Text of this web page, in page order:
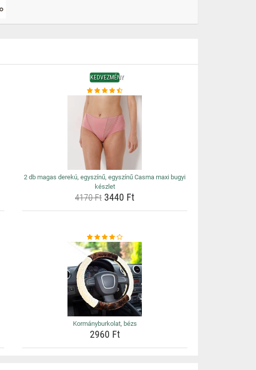
KEDVEZMÉNY
2 db magas derekú, egyszínű, egyszínű Casma maxi bugyi
készlet
4170 Ft 3440 Ft
Kormányburkolat, bézs
2960 Ft